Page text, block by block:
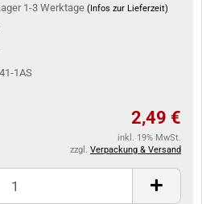
1-3 Werktage (Infos zur Lieferzeit)
1AS
2,49 €
inkl. 19% MwSt.
zzgl. Verpackung & Versand